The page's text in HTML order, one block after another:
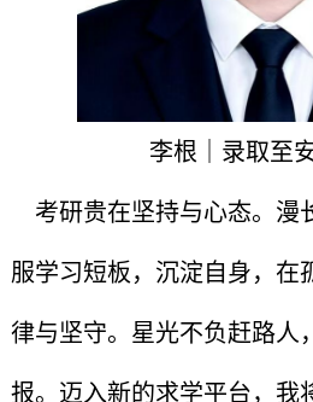
李根｜录取至
考研贵在坚持与心态。漫
服学习短板，沉淀自身，在
律与坚守。星光不负赶路人
报。迈入新的求学平台，我